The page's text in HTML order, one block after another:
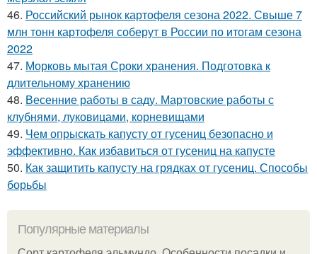
46. Российский рынок картофеля сезона 2022. Свыше 7
млн тонн картофеля соберут в России по итогам сезона
2022
47. Морковь мытая Сроки хранения. Подготовка к
длительному хранению
48. Весенние работы в саду. Мартовские работы с
клубнями, луковицами, корневищами
49. Чем опрыскать капусту от гусениц безопасно и
эффективно. Как избавиться от гусениц на капусте
50. Как защитить капусту на грядках от гусениц. Способы
борьбы
Популярные материалы